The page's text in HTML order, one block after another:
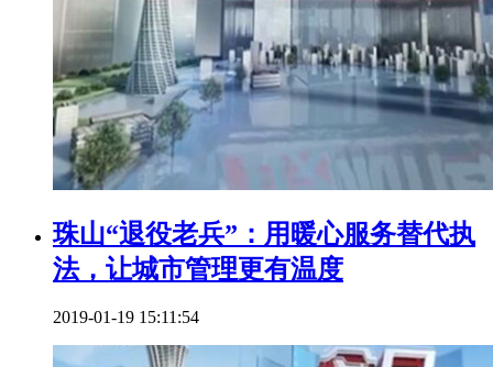
珠山“退役老兵”：用暖心服务替代执
法，让城市管理更有温度
2019-01-19 15:11:54